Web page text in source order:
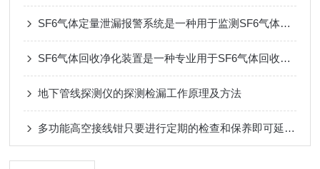
SF6气体定量泄漏报警系统是一种用于监测SF6气体泄漏的设备
SF6气体回收净化装置是一种专业用于SF6气体回收和净化的设备
地下管线探测仪的探测检漏工作原理及方法
多功能高空接线钳只要进行定期的检查和保养即可延长使用寿命